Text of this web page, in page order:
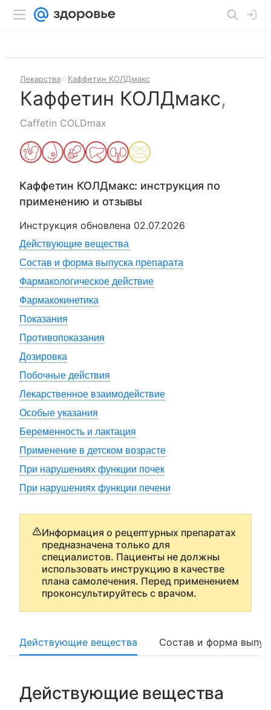
Лекарства Каффетин КОЛДмакс
Каффетин КОЛДмакс,
Caffetin COLDmax
Каффетин КОЛДмакс: инструкция по
применению и отзывы
Инструкция обновлена 02.07.2026
Действующие вещества
Состав и форма выпуска препарата
Фармакологическое действие
Фармакокинетика
Показания
Противопоказания
Дозировка
Побочные действия
Лекарственное взаимодействие
Особые указания
Беременность и лактация
Применение в детском возрасте
При нарушениях функции почек
При нарушениях функции печени
Информация о рецептурных препаратах
предназначена только для
специалистов. Пациенты не должны
использовать инструкцию в качестве
плана самолечения. Перед применением
проконсультируйтесь с врачом.
Действующие вещества Состав и форма
Действующие вещества